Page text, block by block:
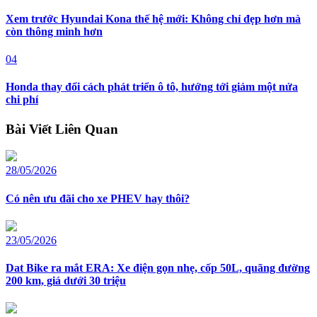
Xem trước Hyundai Kona thế hệ mới: Không chỉ đẹp hơn mà
còn thông minh hơn
04
Honda thay đổi cách phát triển ô tô, hướng tới giảm một nửa
chi phí
Bài Viết Liên Quan
28/05/2026
Có nên ưu đãi cho xe PHEV hay thôi?
23/05/2026
Dat Bike ra mắt ERA: Xe điện gọn nhẹ, cốp 50L, quãng đường
200 km, giá dưới 30 triệu